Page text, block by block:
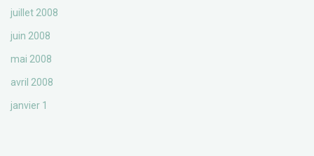
juillet 2008
juin 2008
mai 2008
avril 2008
janvier 1